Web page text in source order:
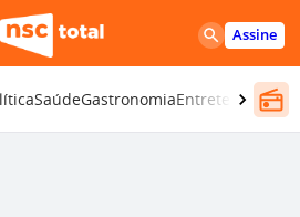
Assine
SaúdeGastronomiaEntretenimento